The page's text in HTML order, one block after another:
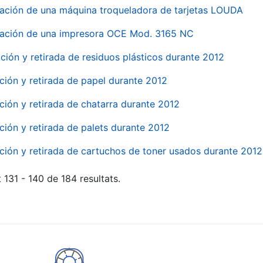
de una máquina troqueladora de tarjetas LOUDA
de una impresora OCE Mod. 3165 NC
y retirada de residuos plásticos durante 2012
y retirada de papel durante 2012
y retirada de chatarra durante 2012
y retirada de palets durante 2012
y retirada de cartuchos de toner usados durante 2012
- 140 de 184 resultats.